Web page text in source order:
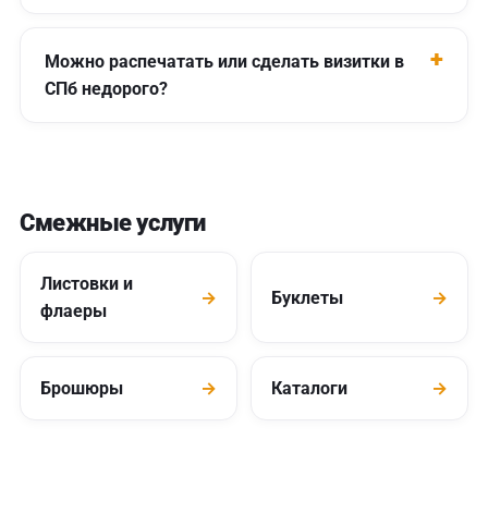
Можно распечатать или сделать визитки в
СПб недорого?
Смежные услуги
Листовки и
флаеры
→ Буклеты →
Брошюры → Каталоги →